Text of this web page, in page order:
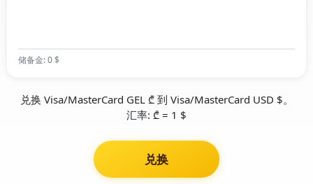
储备金: 0 $
兑换 Visa/MasterCard GEL ₾ 到 Visa/MasterCard USD $。
汇率: ₾ = 1 $
兑换